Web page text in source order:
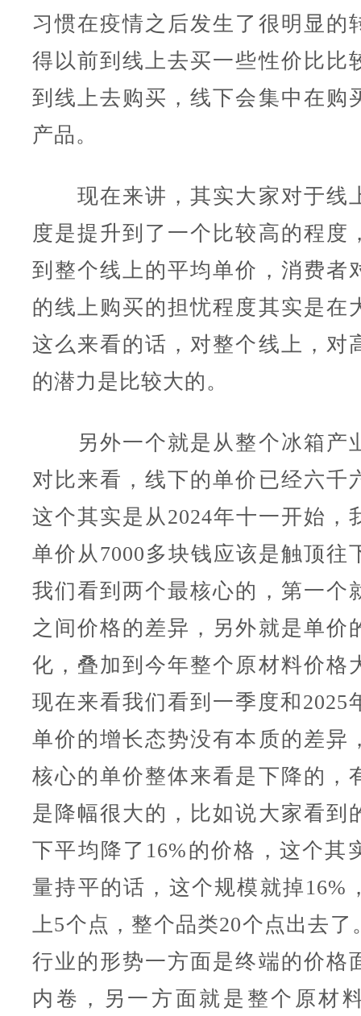
习惯在疫情之后发生了很明显的
得以前到线上去买一些性价比比
到线上去购买，线下会集中在购
产品。
现在来讲，其实大家对于线
度是提升到了一个比较高的程度
到整个线上的平均单价，消费者
的线上购买的担忧程度其实是在
这么来看的话，对整个线上，对
的潜力是比较大的。
另外一个就是从整个冰箱产
对比来看，线下的单价已经六千
这个其实是从2024年十一开始，
单价从7000多块钱应该是触顶往
我们看到两个最核心的，第一个
之间价格的差异，另外就是单价
化，叠加到今年整个原材料价格
现在来看我们看到一季度和2025
单价的增长态势没有本质的差异
核心的单价整体来看是下降的，
是降幅很大的，比如说大家看到
下平均降了16%的价格，这个其
量持平的话，这个规模就掉16%
上5个点，整个品类20个点出去了
行业的形势一方面是终端的价格
内卷，另一方面就是整个原材